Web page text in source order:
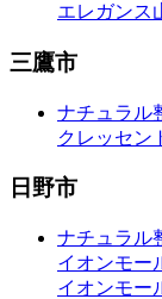
エレガンス
三鷹市
ナチュラル
クレッセン
日野市
ナチュラル
イオンモー
イオンモー